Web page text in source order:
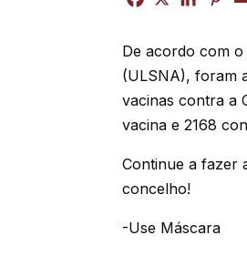
De acordo com
(ULSNA), foram
vacinas contra a
vacina e 2168
Continue a fazer
concelho!
-Use Máscara